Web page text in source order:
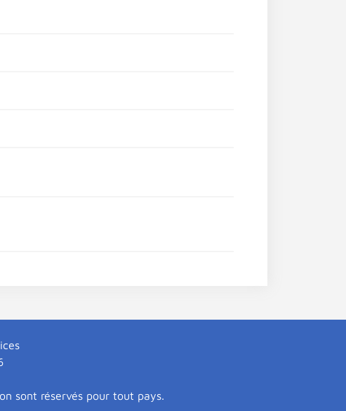
sont réservés pour tout pays.